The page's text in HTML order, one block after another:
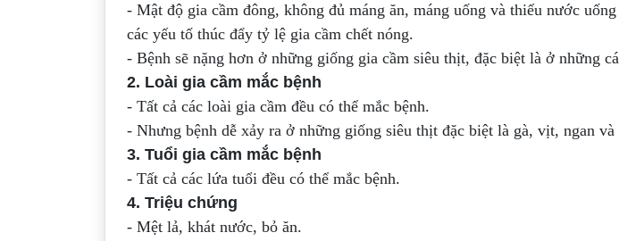
- Mật độ gia cầm đông, không đủ máng ăn, máng uống và thiếu nước
các yếu tố thúc đẩy tỷ lệ gia cầm chết nóng.
- Bệnh sẽ nặng hơn ở những giống gia cầm siêu thịt, đặc biệt là ở những
2. Loài gia cầm mắc bệnh
- Tất cả các loài gia cầm đều có thể mắc bệnh.
- Nhưng bệnh dễ xảy ra ở những giống siêu thịt đặc biệt là gà, vịt, ngan và
3. Tuổi gia cầm mắc bệnh
- Tất cả các lứa tuổi đều có thể mắc bệnh.
4. Triệu chứng
- Mệt lả, khát nước, bỏ ăn.